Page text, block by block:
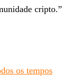
cripto.”
os tempos